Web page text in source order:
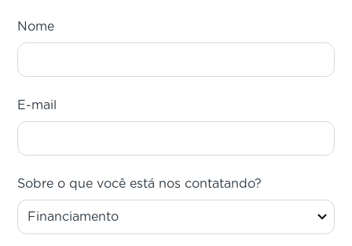
Nome
E-mail
Sobre o que você está nos contatando?